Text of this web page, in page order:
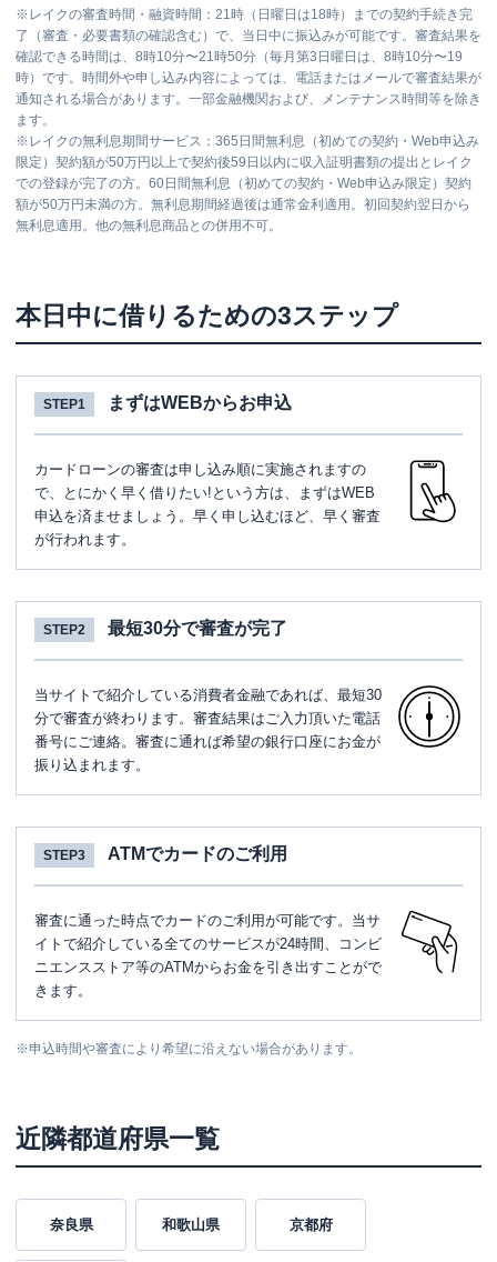
※ レイクの審査時間・融資時間：21時（日曜日は18時）までの契約手続き完
了（審査・必要書類の確認含む）で、当日中に振込みが可能です。審査結果を
確認できる時間は、8時10分〜21時50分（毎月第3日曜日は、8時10分〜19
時）です。時間外や申し込み内容によっては、電話またはメールで審査結果が
通知される場合があります。一部金融機関および、メンテナンス時間等を除き
ます。
※ レイクの無利息期間サービス：365日間無利息（初めての契約・Web申込み
限定）契約額が50万円以上で契約後59日以内に収入証明書類の提出とレイク
での登録が完了の方。60日間無利息（初めての契約・Web申込み限定）契約
額が50万円未満の方。無利息期間経過後は通常金利適用。初回契約翌日から
無利息適用。他の無利息商品との併用不可。
本日中に借りるための3ステップ
STEP1 まずはWEBからお申込
カードローンの審査は申し込み順に実施されますの
で、とにかく早く借りたい!という方は、まずはWEB
申込を済ませましょう。早く申し込むほど、早く審査
が行われます。
STEP2 最短30分で審査が完了
当サイトで紹介している消費者金融であれば、最短30
分で審査が終わります。審査結果はご入力頂いた電話
番号にご連絡。審査に通れば希望の銀行口座にお金が
振り込まれます。
STEP3 ATMでカードのご利用
審査に通った時点でカードのご利用が可能です。当サ
イトで紹介している全てのサービスが24時間、コンビ
ニエンスストア等のATMからお金を引き出すことがで
きます。
※申込時間や審査により希望に沿えない場合があります。
近隣都道府県一覧
奈良県 和歌山県 京都府